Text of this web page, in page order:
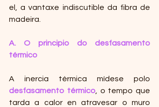
el, a vantaxe indiscutible da fibra de
madeira.
A. O principio do desfasamento
térmico
A inercia térmica mídese polo
desfasamento térmico, o tempo que
tarda a calor en atravesar o muro